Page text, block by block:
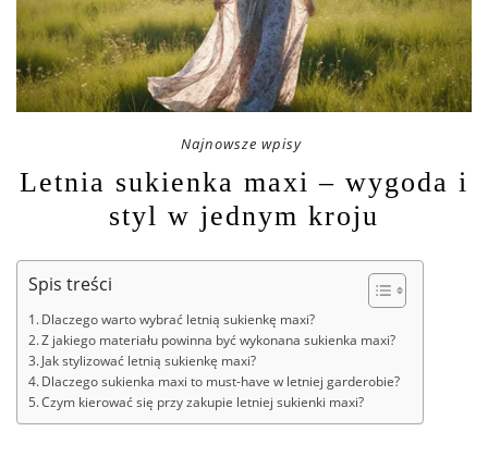
Najnowsze wpisy
Letnia sukienka maxi – wygoda i
styl w jednym kroju
Spis treści
Dlaczego warto wybrać letnią sukienkę maxi?
Z jakiego materiału powinna być wykonana sukienka maxi?
Jak stylizować letnią sukienkę maxi?
Dlaczego sukienka maxi to must-have w letniej garderobie?
Czym kierować się przy zakupie letniej sukienki maxi?